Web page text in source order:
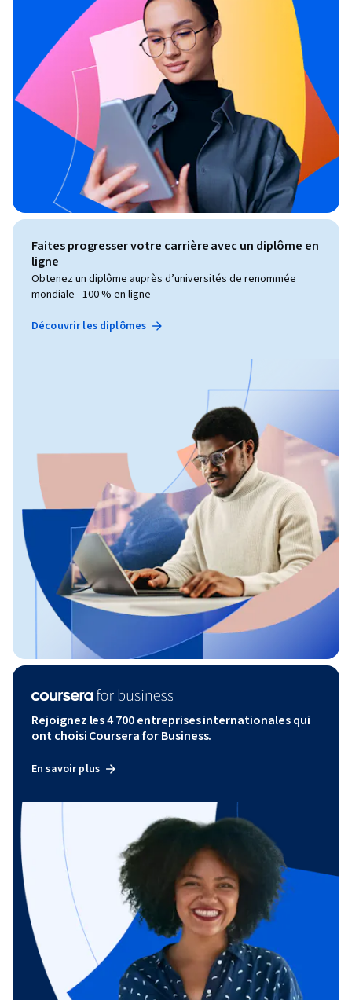
Faites progresser votre carrière avec un diplôme en
ligne
Obtenez un diplôme auprès d’universités de renommée
mondiale - 100 % en ligne
Découvrir les diplômes
Rejoignez les 4 700 entreprises internationales qui
ont choisi Coursera for Business.
En savoir plus